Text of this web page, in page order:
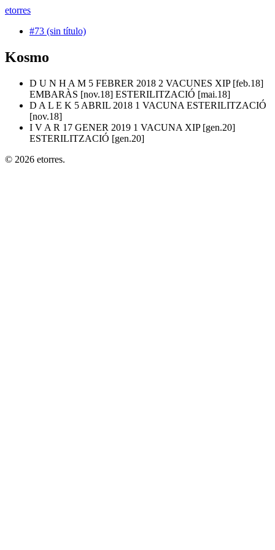
etorres
#73 (sin título)
Kosmo
D U N H A M 5 FEBRER 2018 2 VACUNES XIP [feb.18]
EMBARÀS [nov.18] ESTERILITZACIÓ [mai.18]
D A L E K 5 ABRIL 2018 1 VACUNA ESTERILITZACIÓ
[nov.18]
I V A R 17 GENER 2019 1 VACUNA XIP [gen.20]
ESTERILITZACIÓ [gen.20]
© 2026 etorres.